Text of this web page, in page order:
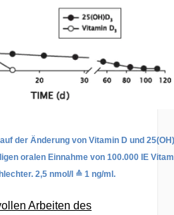
der Änderung von Vitamin D und
oralen Einnahme von 100.000 IE
2,5 nmol/l ≙ 1 ng/ml.
Arbeiten des